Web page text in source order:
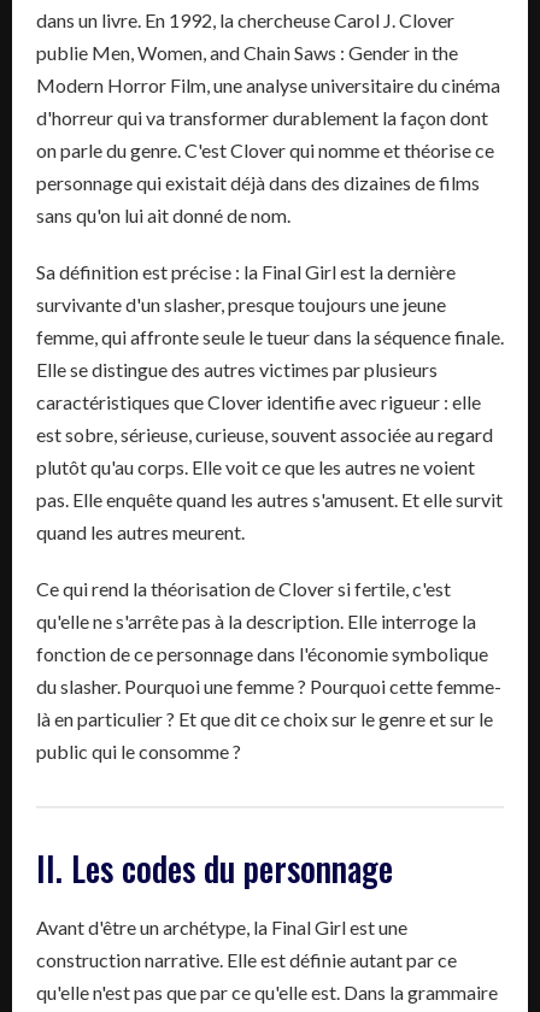
dans un livre. En 1992, la chercheuse Carol J. Clover
publie Men, Women, and Chain Saws : Gender in the
Modern Horror Film, une analyse universitaire du cinéma
d'horreur qui va transformer durablement la façon dont
on parle du genre. C'est Clover qui nomme et théorise ce
personnage qui existait déjà dans des dizaines de films
sans qu'on lui ait donné de nom.
Sa définition est précise : la Final Girl est la dernière
survivante d'un slasher, presque toujours une jeune
femme, qui affronte seule le tueur dans la séquence finale.
Elle se distingue des autres victimes par plusieurs
caractéristiques que Clover identifie avec rigueur : elle
est sobre, sérieuse, curieuse, souvent associée au regard
plutôt qu'au corps. Elle voit ce que les autres ne voient
pas. Elle enquête quand les autres s'amusent. Et elle survit
quand les autres meurent.
Ce qui rend la théorisation de Clover si fertile, c'est
qu'elle ne s'arrête pas à la description. Elle interroge la
fonction de ce personnage dans l'économie symbolique
du slasher. Pourquoi une femme ? Pourquoi cette femme-
là en particulier ? Et que dit ce choix sur le genre et sur le
public qui le consomme ?
II. Les codes du personnage
Avant d'être un archétype, la Final Girl est une
construction narrative. Elle est définie autant par ce
qu'elle n'est pas que par ce qu'elle est. Dans la grammaire